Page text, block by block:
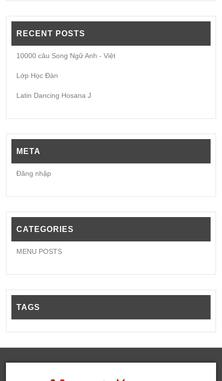
RECENT POSTS
10000 câu Song Ngữ Anh - Việt
Lớp Học Đàn
Latin Dancing Hosana J
META
Đăng nhập
CATEGORIES
MENU POSTS
TAGS